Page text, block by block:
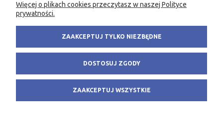
KONTAKT
info@fachowa.pl
KSIĘGARNIA FACHOWA.PL
80-299 Gdańsk
NIP: 584-182-39-49
Więcej o plikach cookies przeczytasz w naszej Polityce
prywatności.
ZAAKCEPTUJ TYLKO NIEZBĘDNE
DOSTOSUJ ZGODY
ZAAKCEPTUJ WSZYSTKIE